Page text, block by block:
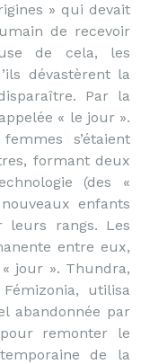
» qui devait
de recevoir
de cela, les
dévastèrent la
Par la
« le jour ».
s’étaient
formant deux
(des «
enfants
leurs rangs. Les
entre eux,
jour ». Thundra,
utilisa
abandonnée par
remonter le
de la